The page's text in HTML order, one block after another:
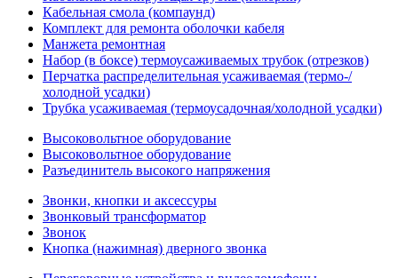
Кабельная смола (компаунд)
Комплект для ремонта оболочки кабеля
Манжета ремонтная
Набор (в боксе) термоусаживаемых трубок (отрезков)
Перчатка распределительная усаживаемая (термо-/
холодной усадки)
Трубка усаживаемая (термоусадочная/холодной усадки)
Высоковольтное оборудование
Высоковольтное оборудование
Разъединитель высокого напряжения
Звонки, кнопки и аксессуры
Звонковый трансформатор
Звонок
Кнопка (нажимная) дверного звонка